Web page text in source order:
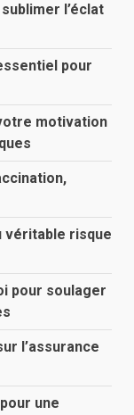
l’éclat
pour
motivation
véritable risque
pour soulager
l’assurance
une